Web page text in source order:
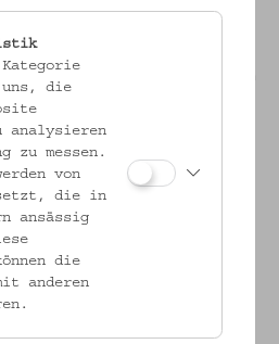
Gemeinsam begeben wir uns auf
von Rumpelstilzchen,
Suchspielen und Verkostungen
- bei Schönwetter im
des wienXtra-kinderaktiv-
uns, die
analysieren
zu messen.
von
die in
ansässig
die
anderen